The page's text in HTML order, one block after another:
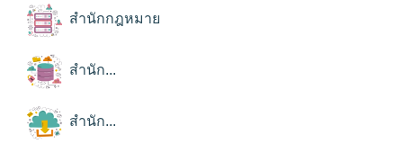
สำนักกฎหมาย
สำนัก...
สำนัก...